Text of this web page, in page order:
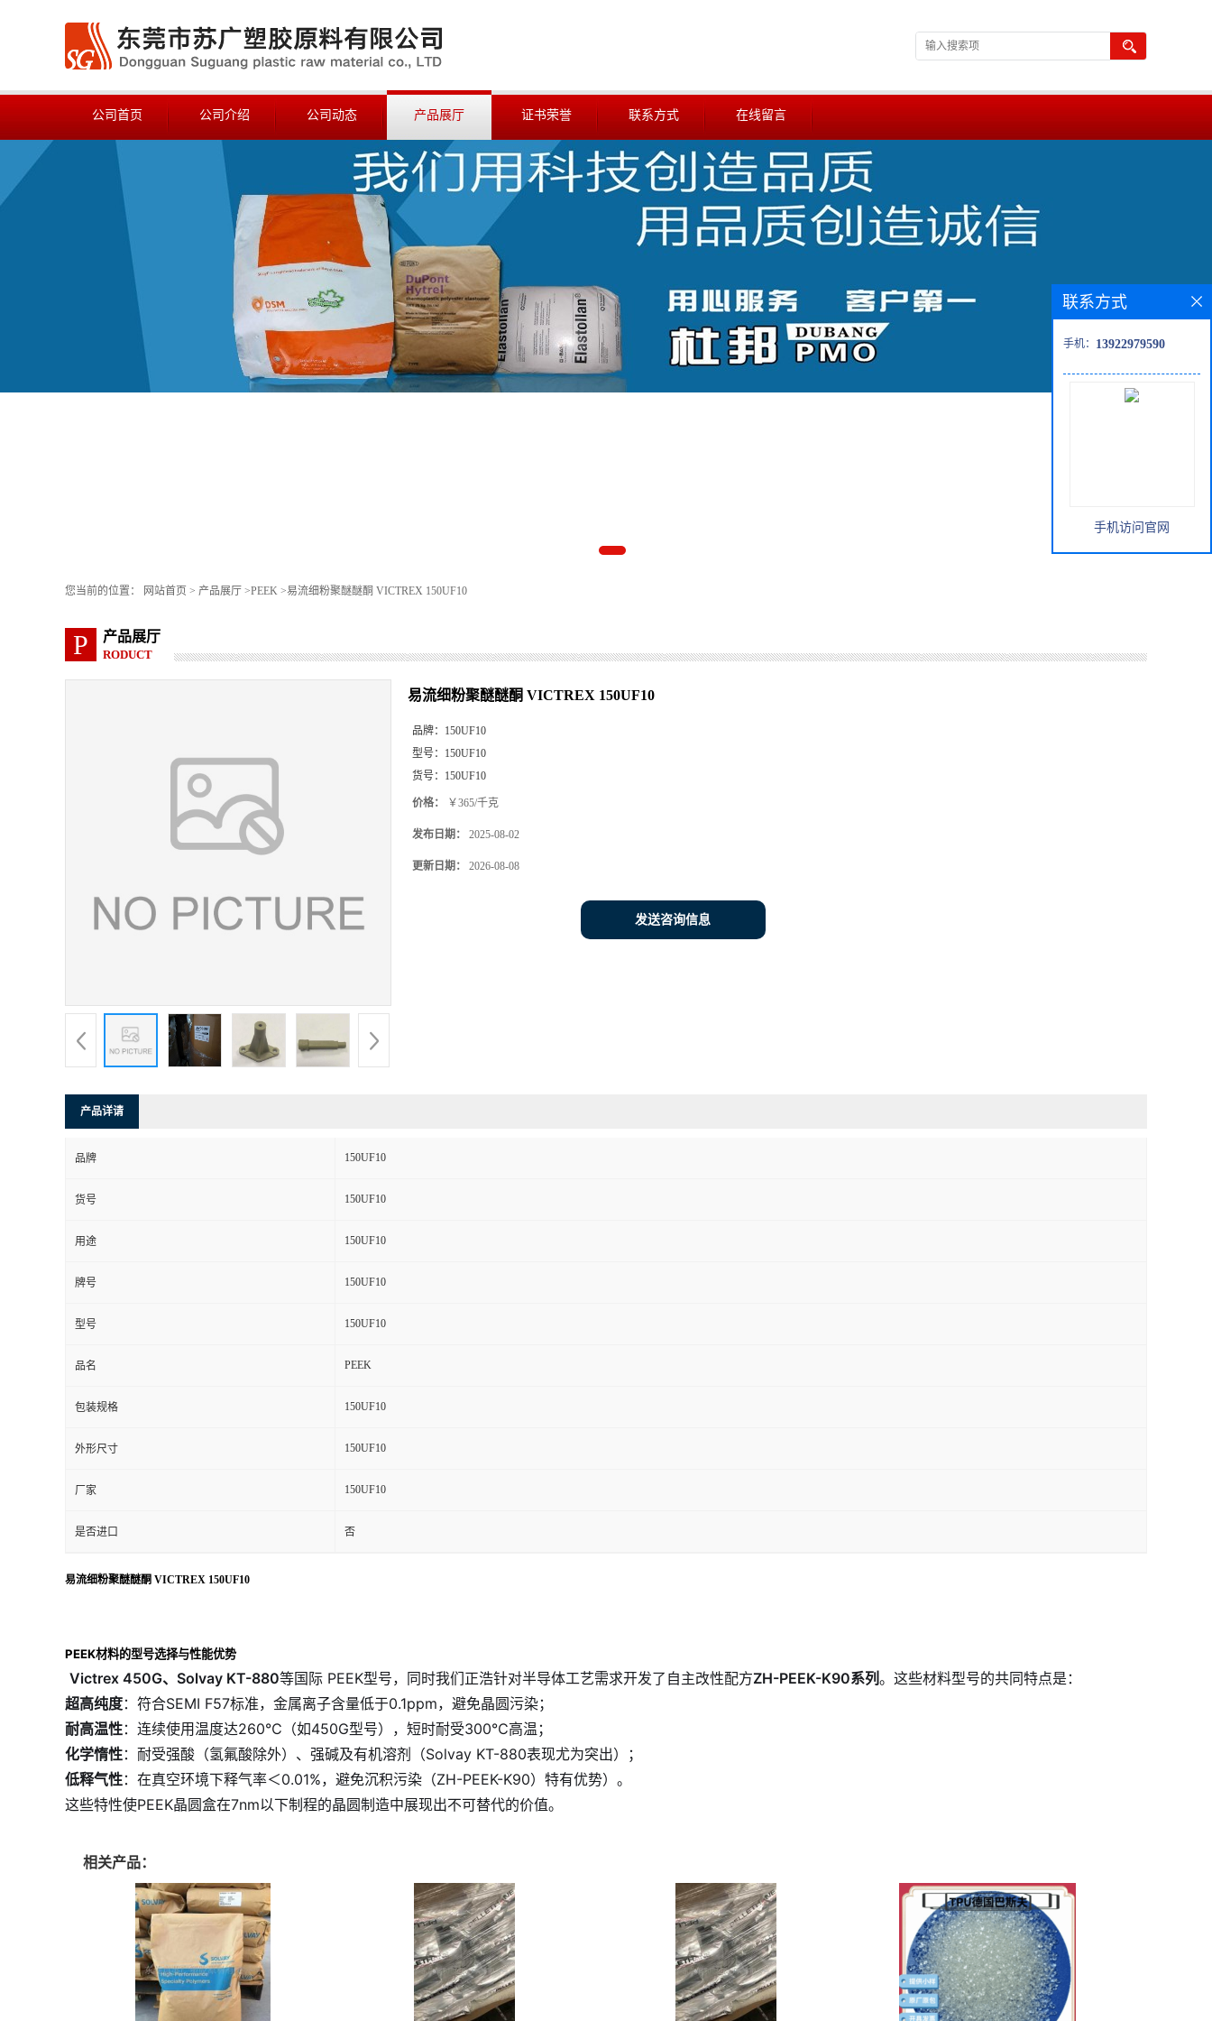
公司首页 公司介绍 公司动态 产品展厅 证书荣誉 联系方式 在线留言
您当前的位置： 网站首页 > 产品展厅 >PEEK >易流细粉聚醚醚酮 VICTREX 150UF10
P 产品展厅
RODUCT
易流细粉聚醚醚酮 VICTREX 150UF10
品牌： 150UF10
型号： 150UF10
货号： 150UF10
价格： ￥365/千克
发布日期： 2025-08-02
更新日期： 2026-08-08
发送咨询信息
产品详请
品牌 150UF10
货号 150UF10
用途 150UF10
牌号 150UF10
型号 150UF10
品名 PEEK
包装规格 150UF10
外形尺寸 150UF10
厂家 150UF10
是否进口 否
易流细粉聚醚醚酮 VICTREX 150UF10
PEEK材料的型号选择与性能优势
Victrex 450G、Solvay KT-880等国际 PEEK型号，同时我们正浩针对半导体工艺需求开发了自主改性配方ZH-PEEK-K90系列。这些材料型号的共同特点是：
超高纯度：符合SEMI F57标准，金属离子含量低于0.1ppm，避免晶圆污染；
耐高温性：连续使用温度达260℃（如450G型号），短时耐受300℃高温；
化学惰性：耐受强酸（氢氟酸除外）、强碱及有机溶剂（Solvay KT-880表现尤为突出）；
低释气性：在真空环境下释气率＜0.01%，避免沉积污染（ZH-PEEK-K90）特有优势）。
这些特性使PEEK晶圆盒在7nm以下制程的晶圆制造中展现出不可替代的价值。
相关产品：
联系方式
手机： 13922979590
手机访问官网